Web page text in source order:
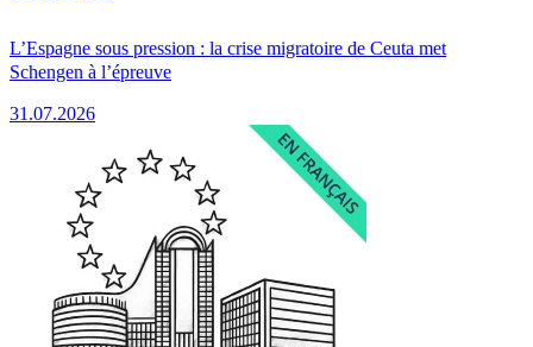
L’Espagne sous pression : la crise migratoire de Ceuta met
Schengen à l’épreuve
31.07.2026